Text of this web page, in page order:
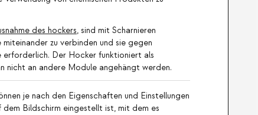
des hockers, sind mit Scharnieren
zu verbinden und sie gegen
erforderlich. Der Hocker funktioniert als
nicht an andere Module angehängt werden.
je nach den Eigenschaften und Einstellungen
Bildschirm eingestellt ist, mit dem es